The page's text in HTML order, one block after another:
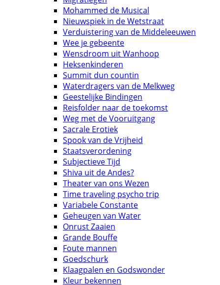
Mohammed de Musical
Nieuwspiek in de Wetstraat
Verduistering van de Middeleeuwen
Wee je gebeente
Wensdroom uit Wanhoop
Heksenkinderen
Summit dun countin
Waterdragers van de Melkweg
Geestelijke Bindingen
Reisfolder naar de toekomst
Weg met de Vooruitgang
Sacrale Erotiek
Spook van de Vrijheid
Staatsverordening
Subjectieve Tijd
Shiva uit de Andes?
Theater van ons Wezen
Time traveling psycho trip
Variabele Constante
Geheugen van Water
Onrust Zaaien
Grande Bouffe
Foute mannen
Goedschurk
Klaagpalen en Godswonder
Kleur bekennen